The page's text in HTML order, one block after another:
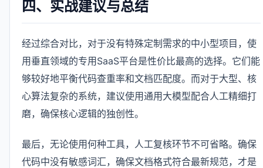
四、实战建议与总结
经过综合对比，对于没有特殊定制需求的中小型项目，使
用垂直领域的专用SaaS平台是性价比最高的选择。它们能
够较好地平衡代码查重率和文档匹配度。而对于大型、核
心算法复杂的系统，建议使用通用大模型配合人工精细打
磨，确保核心逻辑的独创性。
最后，无论使用何种工具，人工复核环节不可省略。确保
代码中没有敏感词汇，确保文档格式符合最新规范，才是